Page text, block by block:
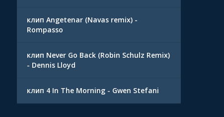
клип Angetenar (Navas remix) -
Rompasso
клип Never Go Back (Robin Schulz Remix)
- Dennis Lloyd
клип 4 In The Morning - Gwen Stefani